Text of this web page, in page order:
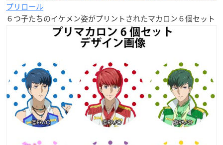
プリロール
６つ子たちのイケメン姿がプリントされたマカロン６個セット